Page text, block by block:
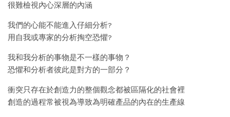
很難檢視內心深層的內涵
我們的心能不能進入仔細分析?
用自我或專家的分析掏空恐懼?
我和我分析的事物是不一樣的事物？
恐懼和分析者彼此是對方的一部分？
衝突只存在於創造力的整個觀念都被區隔化的社會裡
創造的過程常被視為導致為明確產品的內在的生產線